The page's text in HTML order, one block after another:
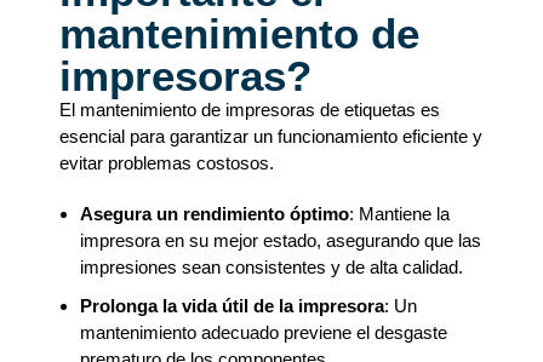
mantenimiento de
impresoras?
El mantenimiento de impresoras de etiquetas es
esencial para garantizar un funcionamiento eficiente y
evitar problemas costosos.
Asegura un rendimiento óptimo: Mantiene la
impresora en su mejor estado, asegurando que las
impresiones sean consistentes y de alta calidad.
Prolonga la vida útil de la impresora: Un
mantenimiento adecuado previene el desgaste